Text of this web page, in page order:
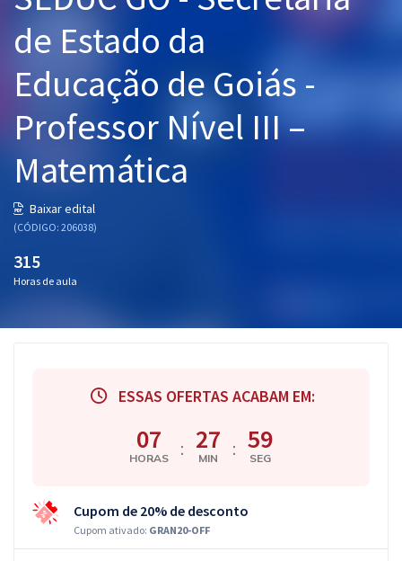
Graduação
Mentorias
Questões grátis
Conteúdo gratuito
Blog
de Estado da
Educação de Goiás -
Professor Nível III –
Matemática
Baixar edital
(CÓDIGO: 206038)
315
Horas de aula
ESSAS OFERTAS ACABAM EM:
07
HORAS : 27
MIN : 59
SEG
Cupom de 20% de desconto
Cupom ativado: GRAN20-OFF